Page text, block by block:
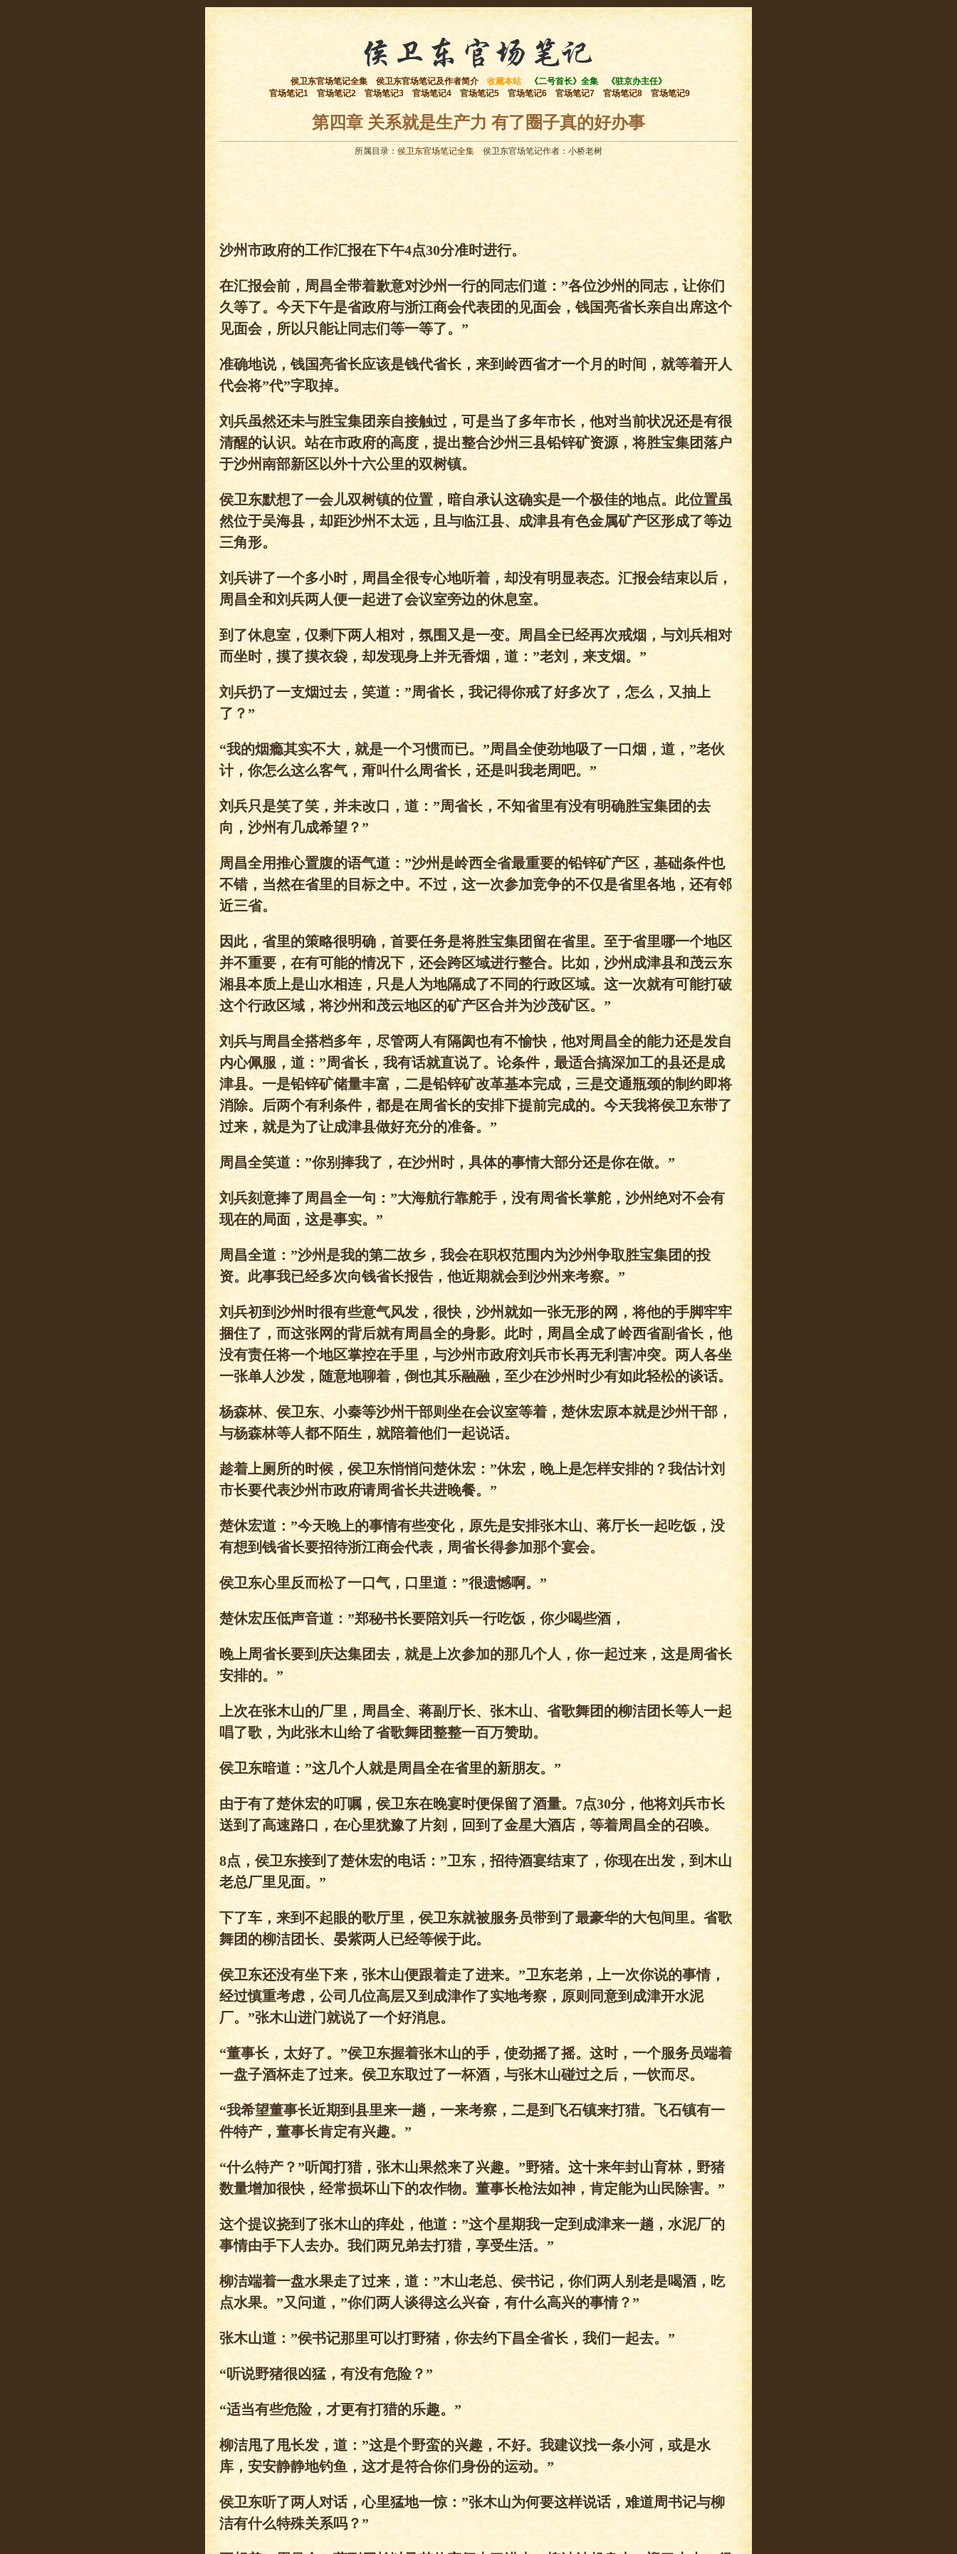
侯卫东官场笔记全集 侯卫东官场笔记及作者简介 收藏本站 《二号首长》全集
《驻京办主任》
官场笔记1
官场笔记2 官场笔记3 官场笔记4 官场笔记5 官场笔记6 官场笔记7 官场笔记8 官场笔记9
第四章 关系就是生产力 有了圈子真的好办事
所属目录： 侯卫东官场笔记全集 侯卫东官场笔记作者：小桥老树
沙州市政府的工作汇报在下午4点30分准时进行。
在汇报会前，周昌全带着歉意对沙州一行的同志们道：”各位沙州的同志，让你们
久等了。今天下午是省政府与浙江商会代表团的见面会，钱国亮省长亲自出席这个
见面会，所以只能让同志们等一等了。”
准确地说，钱国亮省长应该是钱代省长，来到岭西省才一个月的时间，就等着开人
代会将”代”字取掉。
刘兵虽然还未与胜宝集团亲自接触过，可是当了多年市长，他对当前状况还是有很
清醒的认识。站在市政府的高度，提出整合沙州三县铅锌矿资源，将胜宝集团落户
于沙州南部新区以外十六公里的双树镇。
侯卫东默想了一会儿双树镇的位置，暗自承认这确实是一个极佳的地点。此位置虽
然位于吴海县，却距沙州不太远，且与临江县、成津县有色金属矿产区形成了等边
三角形。
刘兵讲了一个多小时，周昌全很专心地听着，却没有明显表态。汇报会结束以后，
周昌全和刘兵两人便一起进了会议室旁边的休息室。
到了休息室，仅剩下两人相对，氛围又是一变。周昌全已经再次戒烟，与刘兵相对
而坐时，摸了摸衣袋，却发现身上并无香烟，道：”老刘，来支烟。”
刘兵扔了一支烟过去，笑道：”周省长，我记得你戒了好多次了，怎么，又抽上
了？”
“我的烟瘾其实不大，就是一个习惯而已。”周昌全使劲地吸了一口烟，道，”老伙
计，你怎么这么客气，甭叫什么周省长，还是叫我老周吧。”
刘兵只是笑了笑，并未改口，道：”周省长，不知省里有没有明确胜宝集团的去
向，沙州有几成希望？”
周昌全用推心置腹的语气道：”沙州是岭西全省最重要的铅锌矿产区，基础条件也
不错，当然在省里的目标之中。不过，这一次参加竞争的不仅是省里各地，还有邻
近三省。
因此，省里的策略很明确，首要任务是将胜宝集团留在省里。至于省里哪一个地区
并不重要，在有可能的情况下，还会跨区域进行整合。比如，沙州成津县和茂云东
湘县本质上是山水相连，只是人为地隔成了不同的行政区域。这一次就有可能打破
这个行政区域，将沙州和茂云地区的矿产区合并为沙茂矿区。”
刘兵与周昌全搭档多年，尽管两人有隔阂也有不愉快，他对周昌全的能力还是发自
内心佩服，道：”周省长，我有话就直说了。论条件，最适合搞深加工的县还是成
津县。一是铅锌矿储量丰富，二是铅锌矿改革基本完成，三是交通瓶颈的制约即将
消除。后两个有利条件，都是在周省长的安排下提前完成的。今天我将侯卫东带了
过来，就是为了让成津县做好充分的准备。”
周昌全笑道：”你别捧我了，在沙州时，具体的事情大部分还是你在做。”
刘兵刻意捧了周昌全一句：”大海航行靠舵手，没有周省长掌舵，沙州绝对不会有
现在的局面，这是事实。”
周昌全道：”沙州是我的第二故乡，我会在职权范围内为沙州争取胜宝集团的投
资。此事我已经多次向钱省长报告，他近期就会到沙州来考察。”
刘兵初到沙州时很有些意气风发，很快，沙州就如一张无形的网，将他的手脚牢牢
捆住了，而这张网的背后就有周昌全的身影。此时，周昌全成了岭西省副省长，他
没有责任将一个地区掌控在手里，与沙州市政府刘兵市长再无利害冲突。两人各坐
一张单人沙发，随意地聊着，倒也其乐融融，至少在沙州时少有如此轻松的谈话。
杨森林、侯卫东、小秦等沙州干部则坐在会议室等着，楚休宏原本就是沙州干部，
与杨森林等人都不陌生，就陪着他们一起说话。
趁着上厕所的时候，侯卫东悄悄问楚休宏：”休宏，晚上是怎样安排的？我估计刘
市长要代表沙州市政府请周省长共进晚餐。”
楚休宏道：”今天晚上的事情有些变化，原先是安排张木山、蒋厅长一起吃饭，没
有想到钱省长要招待浙江商会代表，周省长得参加那个宴会。
侯卫东心里反而松了一口气，口里道：”很遗憾啊。”
楚休宏压低声音道：”郑秘书长要陪刘兵一行吃饭，你少喝些酒，
晚上周省长要到庆达集团去，就是上次参加的那几个人，你一起过来，这是周省长
安排的。”
上次在张木山的厂里，周昌全、蒋副厅长、张木山、省歌舞团的柳洁团长等人一起
唱了歌，为此张木山给了省歌舞团整整一百万赞助。
侯卫东暗道：”这几个人就是周昌全在省里的新朋友。”
由于有了楚休宏的叮嘱，侯卫东在晚宴时便保留了酒量。7点30分，他将刘兵市长
送到了高速路口，在心里犹豫了片刻，回到了金星大酒店，等着周昌全的召唤。
8点，侯卫东接到了楚休宏的电话：”卫东，招待酒宴结束了，你现在出发，到木山
老总厂里见面。”
下了车，来到不起眼的歌厅里，侯卫东就被服务员带到了最豪华的大包间里。省歌
舞团的柳洁团长、晏紫两人已经等候于此。
侯卫东还没有坐下来，张木山便跟着走了进来。”卫东老弟，上一次你说的事情，
经过慎重考虑，公司几位高层又到成津作了实地考察，原则同意到成津开水泥
厂。”张木山进门就说了一个好消息。
“董事长，太好了。”侯卫东握着张木山的手，使劲摇了摇。这时，一个服务员端着
一盘子酒杯走了过来。侯卫东取过了一杯酒，与张木山碰过之后，一饮而尽。
“我希望董事长近期到县里来一趟，一来考察，二是到飞石镇来打猎。飞石镇有一
件特产，董事长肯定有兴趣。”
“什么特产？”听闻打猎，张木山果然来了兴趣。”野猪。这十来年封山育林，野猪
数量增加很快，经常损坏山下的农作物。董事长枪法如神，肯定能为山民除害。”
这个提议挠到了张木山的痒处，他道：”这个星期我一定到成津来一趟，水泥厂的
事情由手下人去办。我们两兄弟去打猎，享受生活。”
柳洁端着一盘水果走了过来，道：”木山老总、侯书记，你们两人别老是喝酒，吃
点水果。”又问道，”你们两人谈得这么兴奋，有什么高兴的事情？”
张木山道：”侯书记那里可以打野猪，你去约下昌全省长，我们一起去。”
“听说野猪很凶猛，有没有危险？”
“适当有些危险，才更有打猎的乐趣。”
柳洁甩了甩长发，道：”这是个野蛮的兴趣，不好。我建议找一条小河，或是水
库，安安静静地钓鱼，这才是符合你们身份的运动。”
侯卫东听了两人对话，心里猛地一惊：”张木山为何要这样说话，难道周书记与柳
洁有什么特殊关系吗？”